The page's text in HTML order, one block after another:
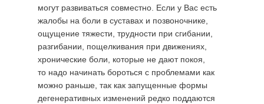
могут развиваться совместно. Если у Вас есть
жалобы на боли в суставах и позвоночнике,
ощущение тяжести, трудности при сгибании,
разгибании, пощелкивания при движениях,
хронические боли, которые не дают покоя,
то надо начинать бороться с проблемами как
можно раньше, так как запущенные формы
дегенеративных изменений редко поддаются